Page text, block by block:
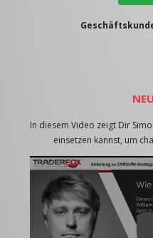
In diesem Video zeigt Dir
einsetzen kannst, um